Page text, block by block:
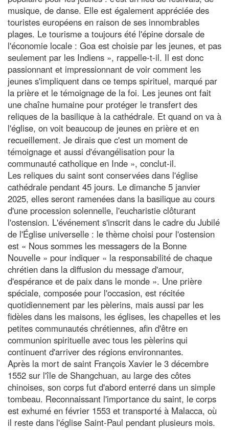
musique, de danse. Elle est également appréciée des
touristes européens en raison de ses innombrables
plages. Le tourisme a toujours été l'épine dorsale de
l'économie locale : Goa est choisie par les jeunes, et pas
seulement par les Indiens », rappelle-t-il. Il est donc
passionnant et impressionnant de voir comment les
jeunes s'impliquent dans ce temps spirituel, marqué par
la prière et le témoignage de la foi. Les jeunes ont fait
une chaîne humaine pour protéger le transfert des
reliques de la basilique à la cathédrale. Et quand on va à
l'église, on voit beaucoup de jeunes en prière et en
recueillement. Je dirais que c'est un moment de
témoignage et aussi d'évangélisation pour la
communauté catholique en Inde », conclut-il.
Les reliques du saint sont conservées dans l'église
cathédrale pendant 45 jours. Le dimanche 5 janvier
2025, elles seront ramenées dans la basilique au cours
d'une procession solennelle, l'eucharistie clôturant
l'ostension. L'événement s'inscrit dans le cadre du Jubilé
de l'Église universelle : le thème choisi pour l'ostension
est « Nous sommes les messagers de la Bonne
Nouvelle » pour indiquer « la responsabilité de chaque
chrétien dans la diffusion du message d'amour,
d'espérance et de paix dans le monde ». Une prière
spéciale, composée pour l'occasion, est récitée
quotidiennement par les pèlerins, mais aussi par les
fidèles dans les maisons, les églises, les chapelles et les
petites communautés chrétiennes, afin d'être en
communion spirituelle avec tous les pèlerins qui
continuent d'arriver des régions environnantes.
Après la mort de saint François Xavier le 3 décembre
1552 sur l'île de Shangchuan, au large des côtes
chinoises, son corps fut d'abord enterré dans un simple
tombeau. Reconnaissant l'importance du saint, le corps
est exhumé en février 1553 et transporté à Malacca, où
il reste dans l'église Saint-Paul pendant plusieurs mois.